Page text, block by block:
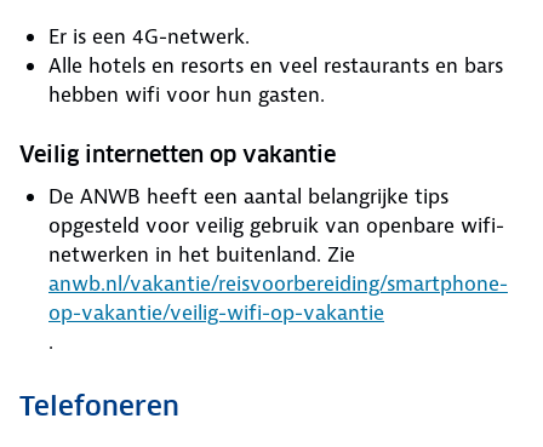
Er is een 4G-netwerk.
Alle hotels en resorts en veel restaurants en bars
hebben wifi voor hun gasten.
Veilig internetten op vakantie
De ANWB heeft een aantal belangrijke tips
opgesteld voor veilig gebruik van openbare wifi-
netwerken in het buitenland. Zie
anwb.nl/vakantie/reisvoorbereiding/smartphone-
op-vakantie/veilig-wifi-op-vakantie
.
Telefoneren